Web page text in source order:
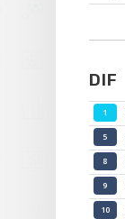
DIF
1
5
8
9
10